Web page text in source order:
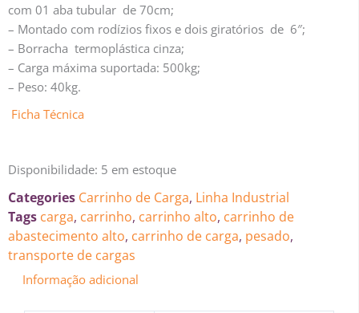
com 01 aba tubular de 70cm;
– Montado com rodízios fixos e dois giratórios de 6″;
– Borracha termoplástica cinza;
– Carga máxima suportada: 500kg;
– Peso: 40kg.
Ficha Técnica
Disponibilidade: 5 em estoque
Categories Carrinho de Carga, Linha Industrial
Tags carga, carrinho, carrinho alto, carrinho de
abastecimento alto, carrinho de carga, pesado,
transporte de cargas
Informação adicional